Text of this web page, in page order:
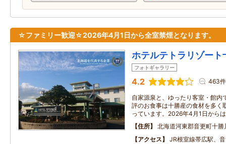
☆ファミリー歓迎☆2026年4月1日から全室禁煙となります。
ホテルテトラリゾート
フォトギャラリー
4.2 463件
自家源泉と、ゆったり客室・館内
評のお食事は十勝産の食材を多く
っています。2026年4月1日から
住所
北海道河東郡音更町十
アクセス
JR根室線帯広駅、